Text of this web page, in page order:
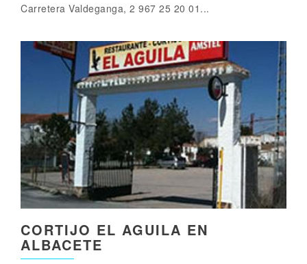
Carretera Valdeganga, 2 967 25 20 01...
CORTIJO EL AGUILA EN
ALBACETE